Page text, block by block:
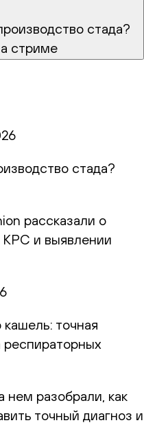
стада?
стриме
стада?
рассказали о
и выявлении
точная
респираторных
нем разобрали, как
точный диагноз и